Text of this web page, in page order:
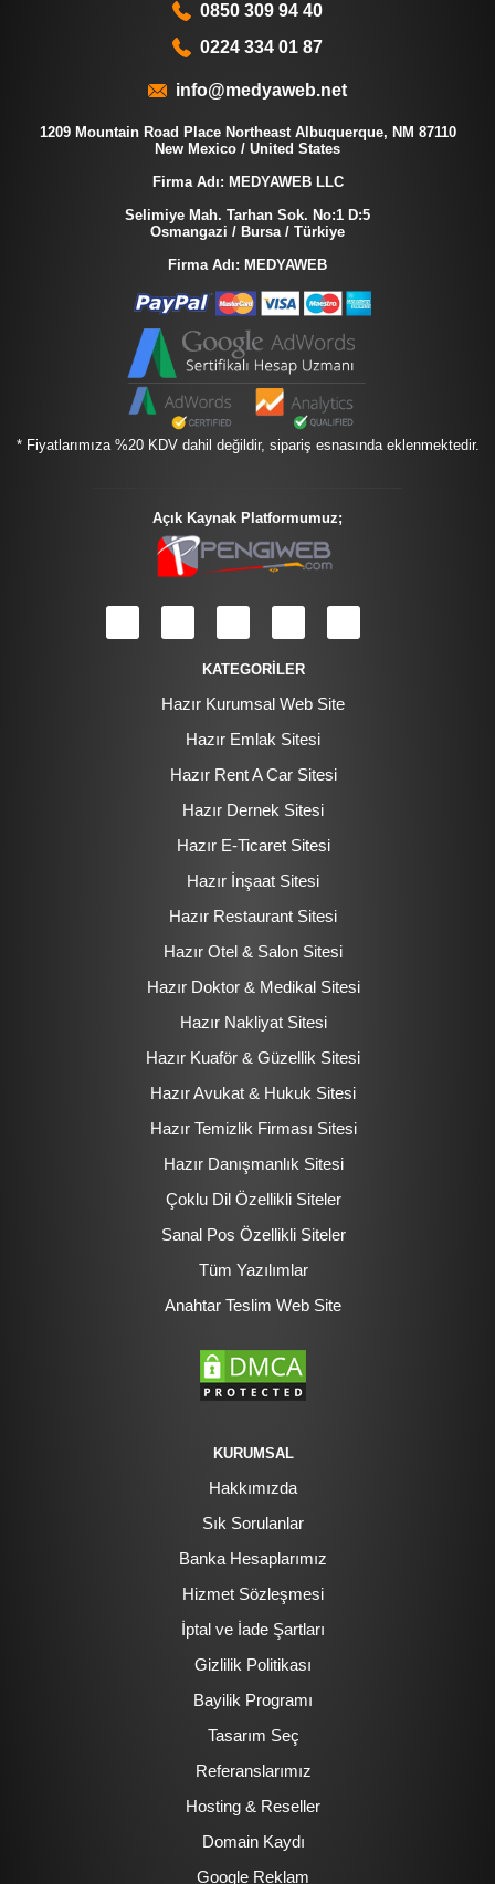
0850 309 94 40
0224 334 01 87
info@medyaweb.net
1209 Mountain Road Place Northeast Albuquerque, NM 87110
New Mexico / United States
Firma Adı: MEDYAWEB LLC
Selimiye Mah. Tarhan Sok. No:1 D:5
Osmangazi / Bursa / Türkiye
Firma Adı: MEDYAWEB
* Fiyatlarımıza %20 KDV dahil değildir, sipariş esnasında eklenmektedir.
Açık Kaynak Platformumuz;
KATEGORİLER
Hazır Kurumsal Web Site
Hazır Emlak Sitesi
Hazır Rent A Car Sitesi
Hazır Dernek Sitesi
Hazır E-Ticaret Sitesi
Hazır İnşaat Sitesi
Hazır Restaurant Sitesi
Hazır Otel & Salon Sitesi
Hazır Doktor & Medikal Sitesi
Hazır Nakliyat Sitesi
Hazır Kuaför & Güzellik Sitesi
Hazır Avukat & Hukuk Sitesi
Hazır Temizlik Firması Sitesi
Hazır Danışmanlık Sitesi
Çoklu Dil Özellikli Siteler
Sanal Pos Özellikli Siteler
Tüm Yazılımlar
Anahtar Teslim Web Site
KURUMSAL
Hakkımızda
Sık Sorulanlar
Banka Hesaplarımız
Hizmet Sözleşmesi
İptal ve İade Şartları
Gizlilik Politikası
Bayilik Programı
Tasarım Seç
Referanslarımız
Hosting & Reseller
Domain Kaydı
Google Reklam